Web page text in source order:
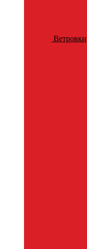
Ветровки